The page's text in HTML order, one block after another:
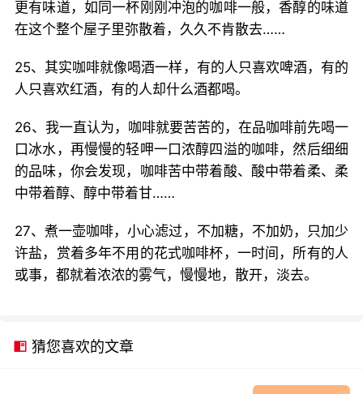
更有味道，如同一杯刚刚冲泡的咖啡一般，香醇的味道
在这个整个屋子里弥散着，久久不肯散去……
25、其实咖啡就像喝酒一样，有的人只喜欢啤酒，有的
人只喜欢红酒，有的人却什么酒都喝。
26、我一直认为，咖啡就要苦苦的，在品咖啡前先喝一
口冰水，再慢慢的轻呷一口浓醇四溢的咖啡，然后细细
的品味，你会发现，咖啡苦中带着酸、酸中带着柔、柔
中带着醇、醇中带着甘……
27、煮一壶咖啡，小心滤过，不加糖，不加奶，只加少
许盐，赏着多年不用的花式咖啡杯，一时间，所有的人
或事，都就着浓浓的雾气，慢慢地，散开，淡去。
猜您喜欢的文章